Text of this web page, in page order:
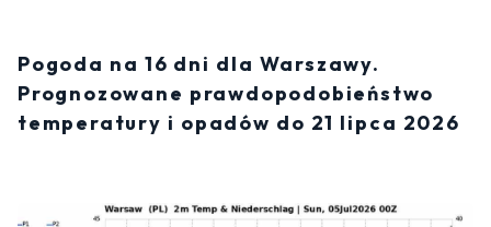
Pogoda na 16 dni dla Warszawy.
Prognozowane prawdopodobieństwo
temperatury i opadów do 21 lipca 2026